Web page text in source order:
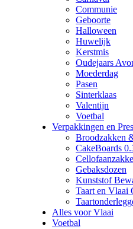
Communie
Geboorte
Halloween
Huwelijk
Kerstmis
Oudejaars
Moederdag
Pasen
Sinterklaas
Valentijn
Voetbal
Verpakkingen en
Broodzakken
CakeBoards
Gebaksdozen
Kunststof
Taart en Vlaai
Alles voor Vlaai
Voetbal